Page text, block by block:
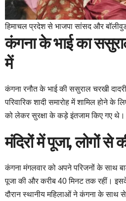
हिमाचल प्रदेश से भाजपा सांसद और
कंगना के भाई का
में
कंगना रनौत के भाई की ससुराल चरखी
परिवारिक शादी समारोह में शामिल होने
को लेकर सुरक्षा के कड़े इंतजाम किए गए थे।
मंदिरों में पूजा, लोगों से
कंगना मंगलवार को अपने परिजनों के साथ
पूजा की और करीब 40 मिनट तक रहीं।
दौरान स्थानीय महिलाओं ने कंगना के साथ